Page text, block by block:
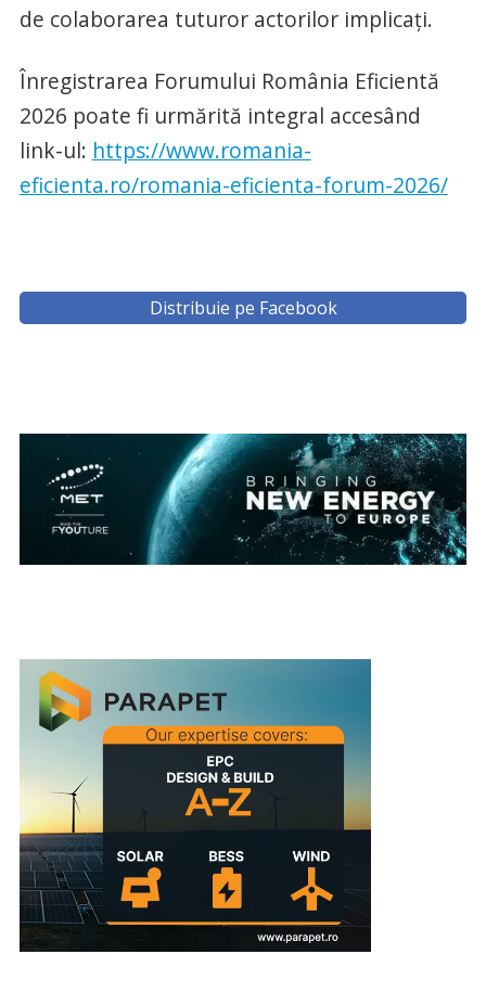
de colaborarea tuturor actorilor implicați.
Înregistrarea Forumului România Eficientă
2026 poate fi urmărită integral accesând
link-ul: https://www.romania-
eficienta.ro/romania-eficienta-forum-2026/
Distribuie pe Facebook